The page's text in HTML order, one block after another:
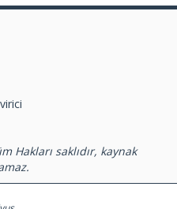
saklıdır, kaynak